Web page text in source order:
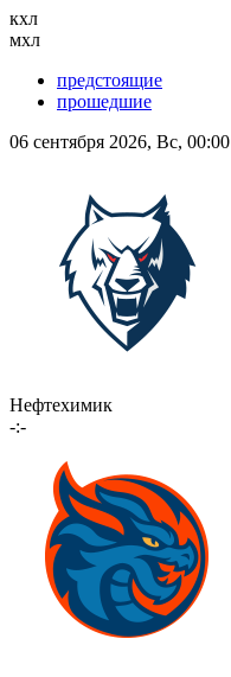
кхл
мхл
предстоящие
прошедшие
06 сентября 2026, Вс, 00:00
Нефтехимик
-:-